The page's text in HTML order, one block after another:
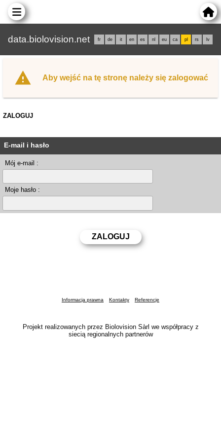
data.biolovision.net fr de it en es nl eu ca pl rs lv
Aby wejść na tę stronę należy się zalogować
ZALOGUJ
E-mail i hasło
Mój e-mail :
Moje hasło :
Informacja prawna Kontakty Referencje
Projekt realizowanych przez Biolovision Sàrl we współpracy z
siecią regionalnych partnerów